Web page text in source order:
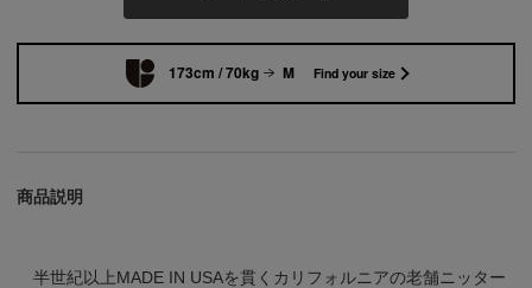
173cm / 70kg M Find your size
商品説明
半世紀以上MADE IN USAを貫くカリフォルニアの老舗ニッター